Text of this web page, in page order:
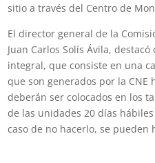
sitio a través del Centro de
El director general de la
Juan Carlos Solís Ávila,
integral, que consiste en una
que son generados por la CNE
deberán ser colocados en los
de las unidades 20 días
caso de no hacerlo, se pueden